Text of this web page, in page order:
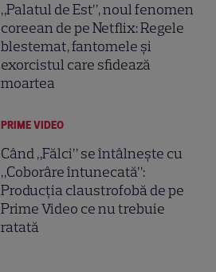
„Palatul de Est”, noul fenomen
coreean de pe Netflix: Regele
blestemat, fantomele și
exorcistul care sfidează
moartea
PRIME VIDEO
Când „Fălci” se întâlnește cu
„Coborâre întunecată”:
Producția claustrofobă de pe
Prime Video ce nu trebuie
ratată